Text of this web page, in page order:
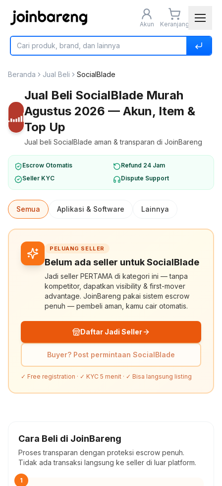
Akun Keranjang
Beranda Jual Beli SocialBlade
Jual Beli SocialBlade Murah
Agustus 2026 — Akun, Item &
Top Up
Jual beli SocialBlade aman & transparan di JoinBareng
Escrow Otomatis
Refund 24 Jam
Seller KYC
Dispute Support
Semua Aplikasi & Software Lainnya
PELUANG SELLER
Belum ada seller untuk SocialBlade
Jadi seller PERTAMA di kategori ini — tanpa
kompetitor, dapatkan visibility & first-mover
advantage. JoinBareng pakai sistem escrow
penuh — pembeli aman, kamu cair otomatis.
Daftar Jadi Seller
Buyer? Post permintaan SocialBlade
✓ Free registration · ✓ KYC 5 menit · ✓ Bisa langsung listing
Cara Beli di JoinBareng
Proses transparan dengan proteksi escrow penuh.
Tidak ada transaksi langsung ke seller di luar platform.
1